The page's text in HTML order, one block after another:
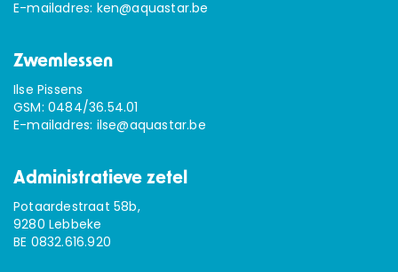
E-mailadres: ken@aquastar.be
Zwemlessen
Ilse Pissens
GSM: 0484/36.54.01
E-mailadres: ilse@aquastar.be
Administratieve zetel
Potaardestraat 58b,
9280 Lebbeke
BE 0832.616.920